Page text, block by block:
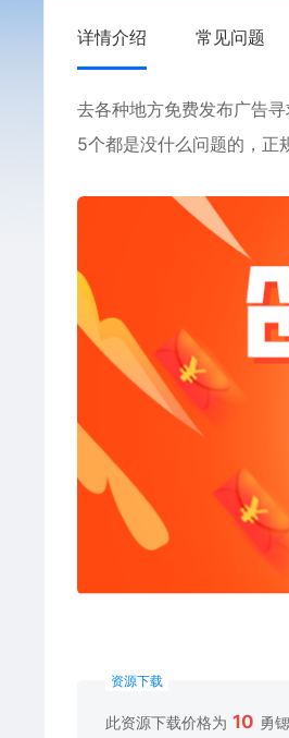
详情介绍 常见问题
去各种地方免费发布广告
5个都是没什么问题的， 正
资源下载
此资源下载价格为 10 勇